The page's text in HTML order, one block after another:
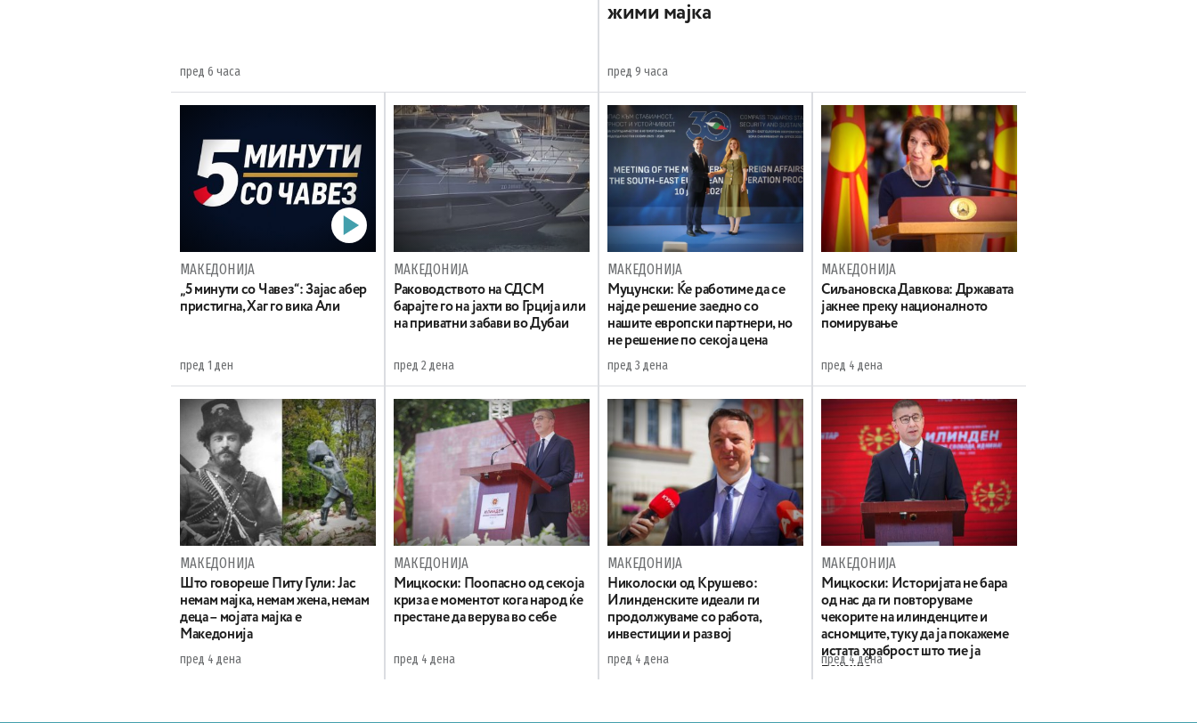
пред 6 часа
жими мајка
пред 9 часа
МАКЕДОНИЈА
„5 минути со Чавез“: Зајас абер
пристигна, Хаг го вика Али
пред 1 ден
МАКЕДОНИЈА
Раководството на СДСМ
барајте го на јахти во Грција или
на приватни забави во Дубаи
пред 2 дена
МАКЕДОНИЈА
Муцунски: Ќе работиме да се
најде решение заедно со
нашите европски партнери, но
не решение по секоја цена
пред 3 дена
МАКЕДОНИЈА
Сиљановска Давкова: Државата
јакнее преку националното
помирување
пред 4 дена
МАКЕДОНИЈА
Што говореше Питу Гули: Јас
немам мајка, немам жена, немам
деца – мојата мајка е
Македонија
пред 4 дена
МАКЕДОНИЈА
Мицкоски: Поопасно од секоја
криза е моментот кога народ ќе
престане да верува во себе
пред 4 дена
МАКЕДОНИЈА
Николоски од Крушево:
Илинденските идеали ги
продолжуваме со работа,
инвестиции и развој
пред 4 дена
МАКЕДОНИЈА
Мицкоски: Историјата не бара
од нас да ги повторуваме
чекорите на илинденците и
асномците, туку да ја покажеме
истата храброст што тие ја
покажаа
пред 4 дена